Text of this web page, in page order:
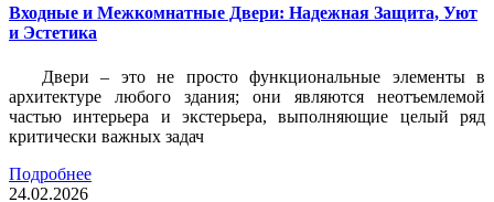
Входные и Межкомнатные Двери: Надежная Защита, Уют
и Эстетика
Двери – это не просто функциональные элементы в
архитектуре любого здания; они являются неотъемлемой
частью интерьера и экстерьера, выполняющие целый ряд
критически важных задач
Подробнее
24.02.2026